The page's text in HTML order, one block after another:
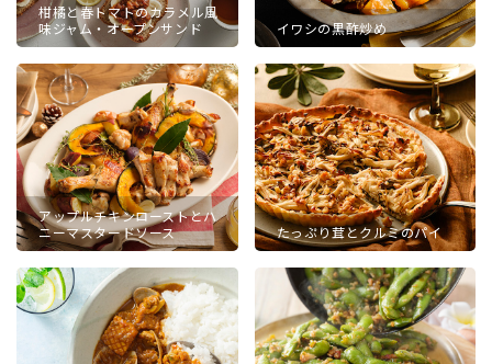
柑橘と春トマトのカラメル風
味ジャム・オープンサンド
イワシの黒酢炒め
アップルチキンローストとハ
ニーマスタードソース
たっぷり茸とクルミのパイ